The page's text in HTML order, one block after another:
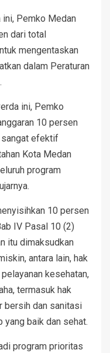
ini, Pemko Medan
dari total
mengentaskan
dalam Peraturan
ini, Pemko
10 persen
sangat efektif
Kota Medan
program
10 persen
IV Pasal 10 (2)
itu dimaksudkan
antara lain, hak
kesehatan,
termasuk hak
bersih dan sanitasi
baik dan sehat.
program prioritas